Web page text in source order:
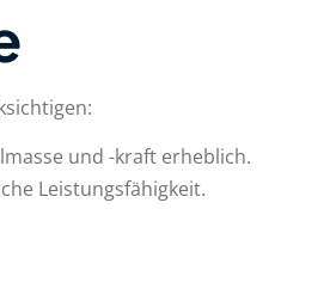
und -kraft erheblich.
Leistungsfähigkeit.